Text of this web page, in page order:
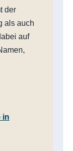
der
als auch
auf
in